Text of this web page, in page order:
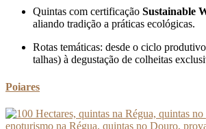
Quintas com certificação Sustainable
aliando tradição a práticas ecológicas.
Rotas temáticas: desde o ciclo
talhas) à degustação de colheitas
Poiares